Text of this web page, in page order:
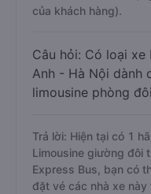
của khách hàng).
Câu hỏi: Có loại
Anh - Hà Nội dành
limousine phòng
Trả lời: Hiện tại có 1
Limousine giường đôi
Express Bus, bạn có
đặt vé các nhà xe này